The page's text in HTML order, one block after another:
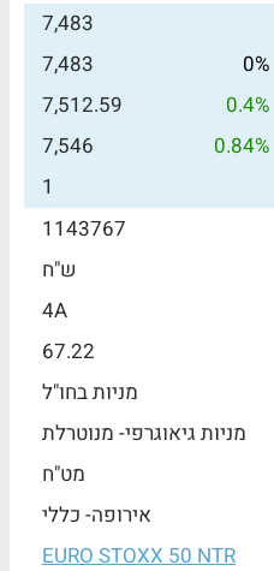
7,483
0%
7,483
0.4%
7,512.59
0.84%
7,546
1
1143767
ש"ח
4A
67.22
מניות בחו"ל
מניות גיאוגרפי- מנוטרלת
מט"ח
אירופה- כללי
EURO STOXX 50 NTR